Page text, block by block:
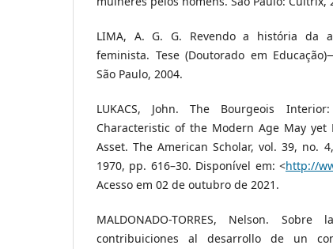
LIMA, A. G. G. Revendo a história da
feminista. Tese (Doutorado em
São Paulo, 2004.
LUKACS, John. The Bourgeois
Characteristic of the Modern Age May yet
Asset. The American Scholar, vol. 39, no.
1970, pp. 616–30. Disponível em: <http://
Acesso em 02 de outubro de 2021.
MALDONADO-TORRES, Nelson.
contribuiciones al desarrollo de un